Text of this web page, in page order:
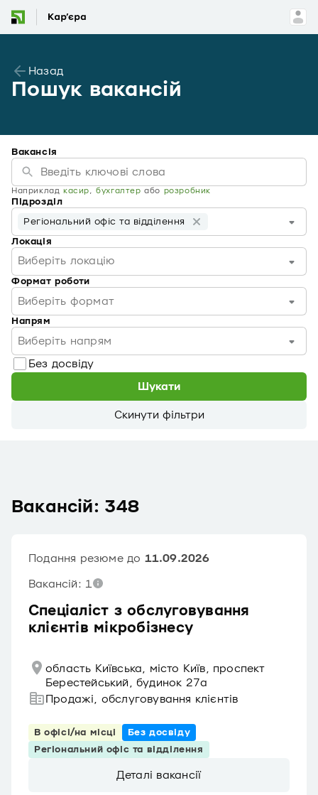
Назад
Пошук вакансій
Вакансія
Наприклад касир,бухгалтер або розробник
Підрозділ
Регіональний офіс та відділення
Локація
Виберіть локацію
Формат роботи
Виберіть формат
Напрям
Виберіть напрям
Без досвіду
Шукати
Скинути фільтри
Вакансій: 348
Спеціаліст з обслуговування
клієнтів мікробізнесу
Подання резюме до 11.09.2026
Вакансій: 1
область Київська, місто Київ, проспект
Берестейський, будинок 27а
Продажі, обслуговування клієнтів
В офісі/на місці
Без досвіду
Регіональний офіс та відділення
Деталі вакансії